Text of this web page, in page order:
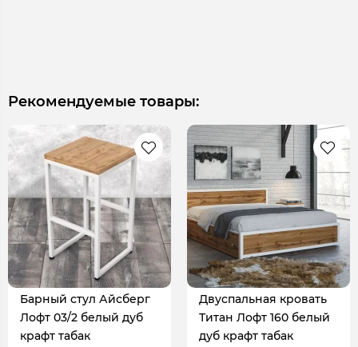
Рекомендуемые товары:
Барный стул Айсберг
Лофт 03/2 белый дуб
крафт табак
Двуспальная кровать
Титан Лофт 160 белый
дуб крафт табак